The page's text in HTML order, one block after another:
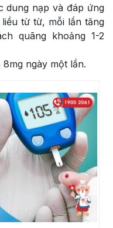
dung nạp và đáp ứng
từ từ, mỗi lần tăng
quãng khoảng 1-2
ngày một lần.